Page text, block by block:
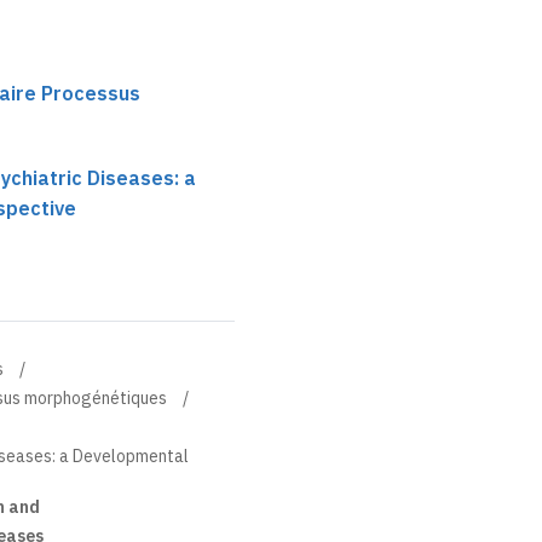
Processus
Diseases: a
morphogénétiques
a Developmental
and